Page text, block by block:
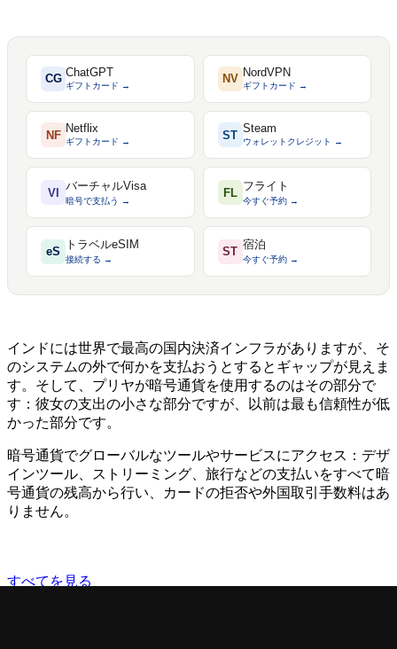
CG ChatGPT
ギフトカード → NV NordVPN
ギフトカード →
NF Netflix
ギフトカード → ST Steam
ウォレットクレジット →
VI
バーチャルVisa
暗号で支払う →
FL
フライト
今すぐ予約 →
eS
トラベルeSIM
接続する →
ST
宿泊
今すぐ予約 →
インドには世界で最高の国内決済インフラがありますが、そ
のシステムの外で何かを支払おうとするとギャップが見えま
す。そして、プリヤが暗号通貨を使用するのはその部分で
す：彼女の支出の小さな部分ですが、以前は最も信頼性が低
かった部分です。
暗号通貨でグローバルなツールやサービスにアクセス：デザ
インツール、ストリーミング、旅行などの支払いをすべて暗
号通貨の残高から行い、カードの拒否や外国取引手数料はあ
りません。